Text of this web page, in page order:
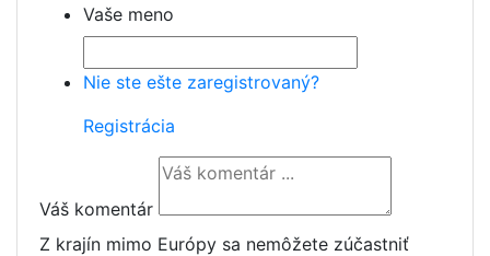
Vaše meno
Nie ste ešte zaregistrovaný?
Registrácia
Váš komentár
Z krajín mimo Európy sa nemôžete zúčastniť